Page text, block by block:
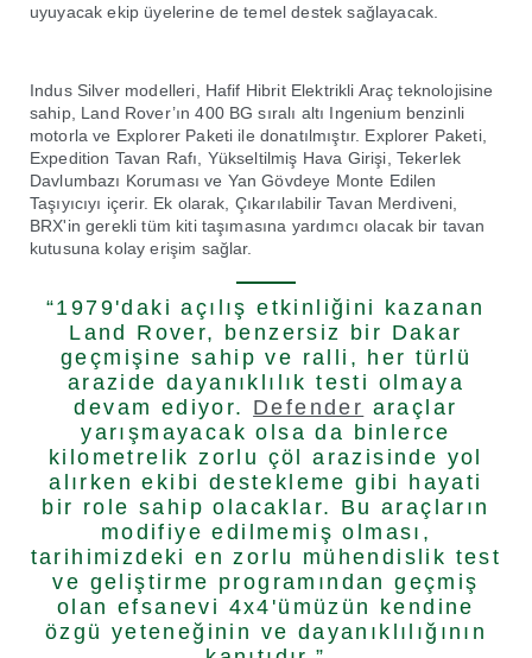
uyuyacak ekip üyelerine de temel destek sağlayacak.
Indus Silver modelleri, Hafif Hibrit Elektrikli Araç teknolojisine
sahip, Land Rover’ın 400 BG sıralı altı Ingenium benzinli
motorla ve Explorer Paketi ile donatılmıştır. Explorer Paketi,
Expedition Tavan Rafı, Yükseltilmiş Hava Girişi, Tekerlek
Davlumbazı Koruması ve Yan Gövdeye Monte Edilen
Taşıyıcıyı içerir. Ek olarak, Çıkarılabilir Tavan Merdiveni,
BRX'in gerekli tüm kiti taşımasına yardımcı olacak bir tavan
kutusuna kolay erişim sağlar.
“1979'daki açılış etkinliğini kazanan
Land Rover, benzersiz bir Dakar
geçmişine sahip ve ralli, her türlü
arazide dayanıklılık testi olmaya
devam ediyor. Defender araçlar
yarışmayacak olsa da binlerce
kilometrelik zorlu çöl arazisinde yol
alırken ekibi destekleme gibi hayati
bir role sahip olacaklar. Bu araçların
modifiye edilmemiş olması,
tarihimizdeki en zorlu mühendislik test
ve geliştirme programından geçmiş
olan efsanevi 4x4'ümüzün kendine
özgü yeteneğinin ve dayanıklılığının